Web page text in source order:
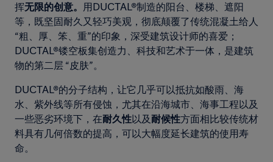
挥无限的创意。 用DUCTAL®制造的阳台、楼梯、遮阳
等，既坚固耐久又轻巧美观，彻底颠覆了传统混凝土给人
“粗、厚、笨、重”的印象，深受建筑设计师的喜爱；
DUCTAL®镂空板集创造力、科技和艺术于一体，是建筑
物的第二层 “皮肤”。
DUCTAL®的分子结构，让它几乎可以抵抗如酸雨、海
水、紫外线等所有侵蚀，尤其在沿海城市、海事工程以及
一些恶劣环境下，在耐久性以及耐候性方面相比较传统材
料具有几何倍数的提高，可以大幅度延长建筑的使用寿
命。